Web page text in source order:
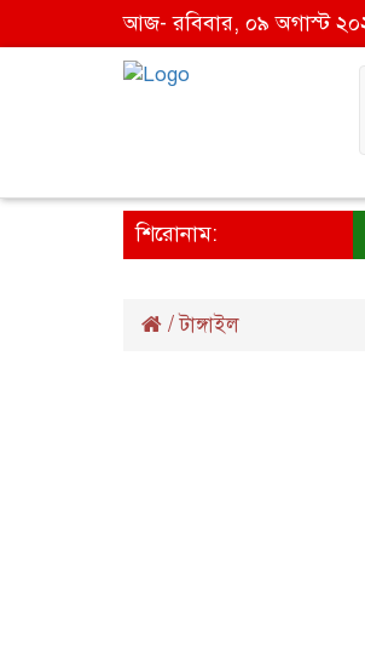
আজ- রবিবার, ০৯ অগাস্ট
শিরোনাম:
/টাঙ্গাইল